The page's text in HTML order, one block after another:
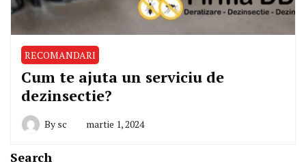
RECOMANDARI
Cum te ajuta un serviciu de
dezinsectie?
By sc martie 1, 2024
Search